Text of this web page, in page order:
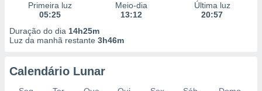
Primeira luz
05:25
Meio-dia
13:12
Última luz
20:57
Duração do dia 14h25m
Luz da manhã restante 3h46m
Calendário Lunar